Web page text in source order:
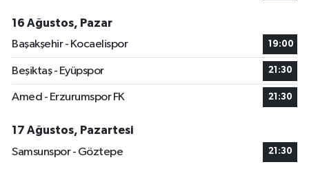
16 Ağustos, Pazar
Başakşehir - Kocaelispor
19:00
Beşiktaş - Eyüpspor 21:30
Amed - Erzurumspor FK 21:30
17 Ağustos, Pazartesi
Samsunspor - Göztepe
21:30